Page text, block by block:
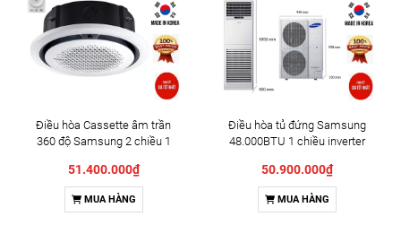
Điều hòa Cassette âm trần
360 độ Samsung 2 chiều 1
51.400.000₫
MUA HÀNG
Điều hòa tủ đứng Samsung
48.000BTU 1 chiều inverter
50.900.000₫
MUA HÀNG